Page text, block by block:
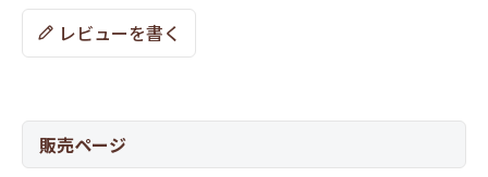
レビューを書く
販売ページ